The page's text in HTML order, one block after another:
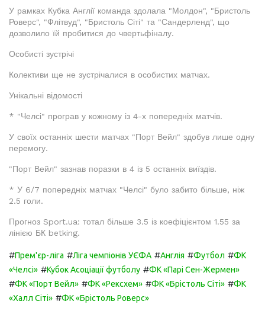
У рамках Кубка Англії команда здолала "Молдон", "Бристоль
Роверс", "Флітвуд", "Бристоль Сіті" та "Сандерленд", що
дозволило їй пробитися до чвертьфіналу.
Особисті зустрічі
Колективи ще не зустрічалися в особистих матчах.
Унікальні відомості
* "Челсі" програв у кожному із 4-х попередніх матчів.
У своїх останніх шести матчах "Порт Вейл" здобув лише одну
перемогу.
"Порт Вейл" зазнав поразки в 4 із 5 останніх виїздів.
* У 6/7 попередніх матчах "Челсі" було забито більше, ніж
2.5 голи.
Прогноз Sport.ua: тотал більше 3.5 із коефіцієнтом 1.55 за
лінією БК betking.
#Прем'єр-ліга #Ліга чемпіонів УЄФА #Англія #Футбол #ФК
«Челсі» #Кубок Асоціації футболу #ФК «Парі Сен-Жермен»
#ФК «Порт Вейл» #ФК «Рексхем» #ФК «Брістоль Сіті» #ФК
«Халл Сіті» #ФК «Брістоль Роверс»